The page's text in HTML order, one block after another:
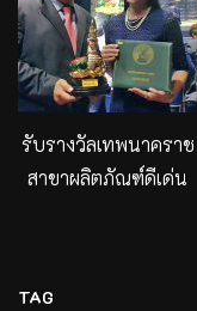
รับรางวัลเทพนาคราช
สาขาผลิตภัณฑ์ดีเด่น
TAG